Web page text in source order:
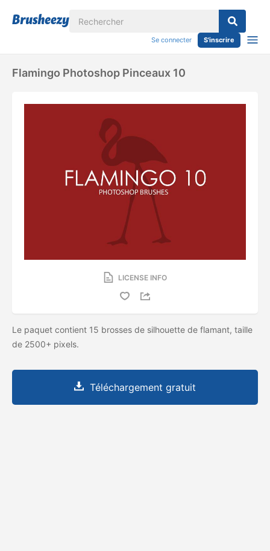
Se connecter S'inscrire
Flamingo Photoshop Pinceaux 10
LICENSE INFO
Le paquet contient 15 brosses de silhouette de flamant, taille
de 2500+ pixels.
Téléchargement gratuit